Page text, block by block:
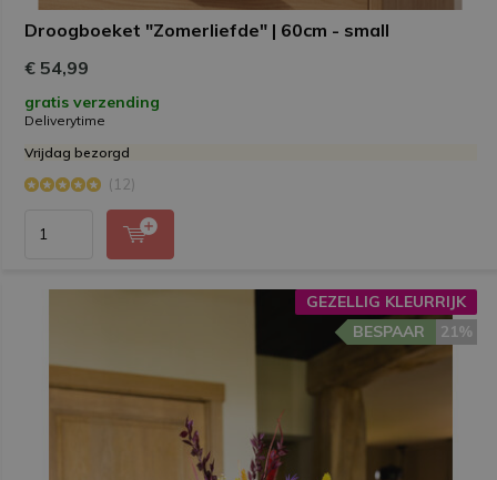
Droogboeket "Zomerliefde" | 60cm - small
€ 54,99
gratis verzending
Deliverytime
Vrijdag bezorgd
(12)
GEZELLIG KLEURRIJK
21%
BESPAAR